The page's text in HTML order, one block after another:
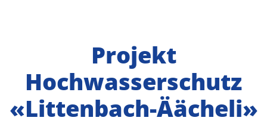
Projekt
Hochwasserschutz
«Littenbach-Äächeli»